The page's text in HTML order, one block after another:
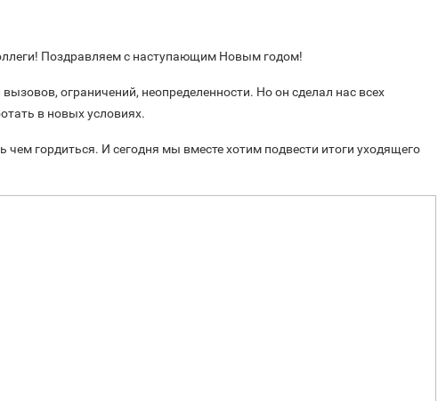
Поздравляем с наступающим Новым годом!
ограничений, неопределенности. Но он сделал нас всех
в новых условиях.
чем гордиться. И сегодня мы вместе хотим подвести итоги уходящего